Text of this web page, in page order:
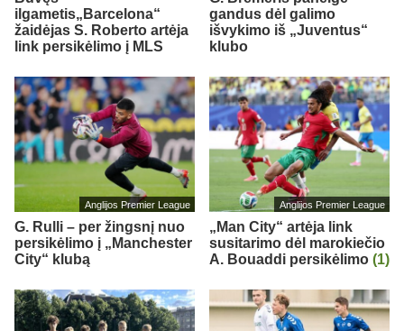
ilgametis„Barcelona“
žaidėjas S. Roberto artėja
link persikėlimo į MLS
gandus dėl galimo
išvykimo iš „Juventus“
klubo
Anglijos Premier League
G. Rulli – per žingsnį nuo
persikėlimo į „Manchester
City“ klubą
Anglijos Premier League
„Man City“ artėja link
susitarimo dėl marokiečio
A. Bouaddi persikėlimo (1)